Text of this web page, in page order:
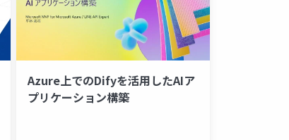
Azure上でのDifyを活用したAIア
プリケーション構築